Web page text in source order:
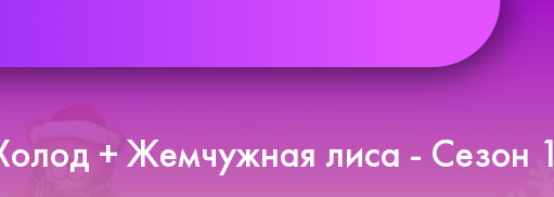
+ Жемчужная лиса - Сезон 1